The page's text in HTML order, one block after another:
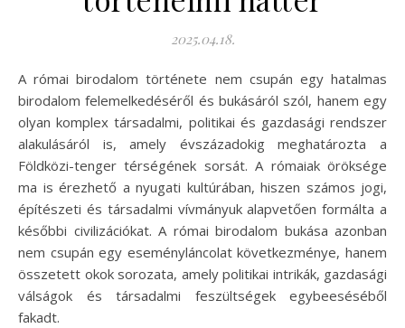
2025.04.18.
A római birodalom története nem csupán egy hatalmas
birodalom felemelkedéséről és bukásáról szól, hanem egy
olyan komplex társadalmi, politikai és gazdasági rendszer
alakulásáról is, amely évszázadokig meghatározta a
Földközi-tenger térségének sorsát. A rómaiak öröksége
ma is érezhető a nyugati kultúrában, hiszen számos jogi,
építészeti és társadalmi vívmányuk alapvetően formálta a
későbbi civilizációkat. A római birodalom bukása azonban
nem csupán egy eseményláncolat következménye, hanem
összetett okok sorozata, amely politikai intrikák, gazdasági
válságok és társadalmi feszültségek egybeeséséből
fakadt.